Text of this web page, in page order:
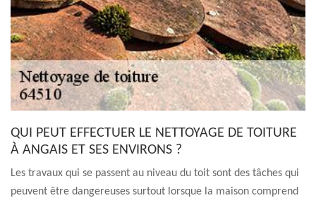
QUI PEUT EFFECTUER LE NETTOYAGE DE TOITURE
À ANGAIS ET SES ENVIRONS ?
Les travaux qui se passent au niveau du toit sont des tâches qui
peuvent être dangereuses surtout lorsque la maison comprend